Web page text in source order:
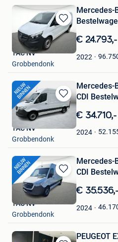
Bewaren
in
Mijn
Favorieten
Mercedes-
€ 24.793,-
2022
TAC NV
Grobbendonk
Bewaren
in
Favorieten
Mercedes-
CDI
€ 34.710,-
2024
TAC NV
Grobbendonk
Bewaren
in
Favorieten
Mercedes-
CDI
€ 35.536,-
2024
TAC NV
Grobbendonk
PEUGEOT